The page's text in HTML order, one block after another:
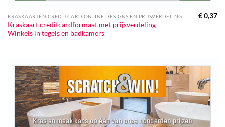
KRASKAARTEN CREDITCARD ONLINE DESIGNS EN PRIJSVERDELING
Kraskaart creditcardformaat met prijsverdeling
Winkels in tegels en badkamers
€0,37